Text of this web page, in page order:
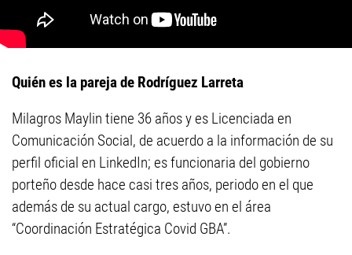
Quién es la pareja de Rodríguez Larreta
Milagros Maylin tiene 36 años y es Licenciada en
Comunicación Social, de acuerdo a la información de su
perfil oficial en LinkedIn; es funcionaria del gobierno
porteño desde hace casi tres años, periodo en el que
además de su actual cargo, estuvo en el área
“Coordinación Estratégica Covid GBA”.